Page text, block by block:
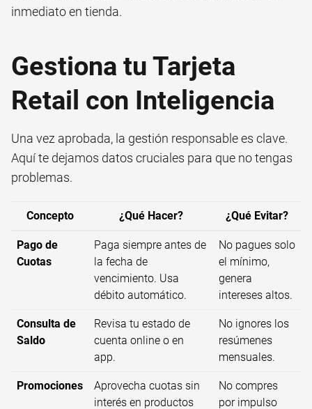
inmediato en tienda.
Gestiona tu Tarjeta
Retail con Inteligencia
Una vez aprobada, la gestión responsable es clave.
Aquí te dejamos datos cruciales para que no tengas
problemas.
Concepto ¿Qué Hacer? ¿Qué Evitar?
Pago de
Cuotas
Paga siempre antes de
la fecha de
vencimiento. Usa
débito automático.
No pagues solo
el mínimo,
genera
intereses altos.
Consulta de
Saldo
Revisa tu estado de
cuenta online o en
app.
No ignores los
resúmenes
mensuales.
Promociones
Aprovecha cuotas sin
interés en productos
No compres
por impulso